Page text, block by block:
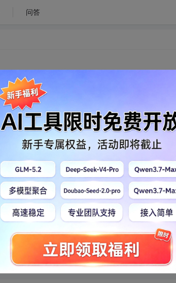
问答
转发到动态 举报